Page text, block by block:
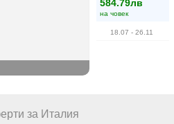
584.79лв
на човек
18.07 - 26.11
за Италия